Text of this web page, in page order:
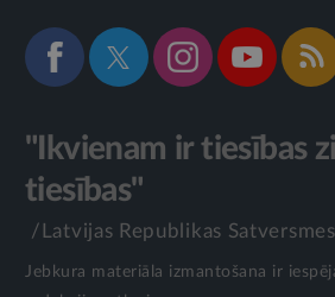
"Ikvienam ir tiesības
tiesības"
/Latvijas Republikas
Jebkura materiāla izmantošana ir